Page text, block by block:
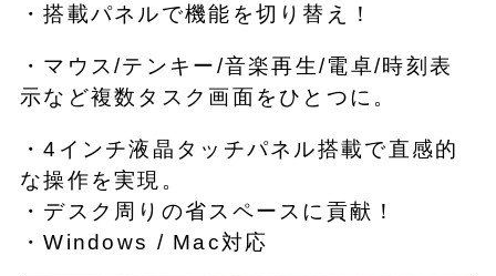
・搭載パネルで機能を切り替え！
・マウス/テンキー/音楽再生/電卓/時刻表
示など複数タスク画面をひとつに。
・4インチ液晶タッチパネル搭載で直感的
な操作を実現。
・デスク周りの省スペースに貢献！
・Windows / Mac対応